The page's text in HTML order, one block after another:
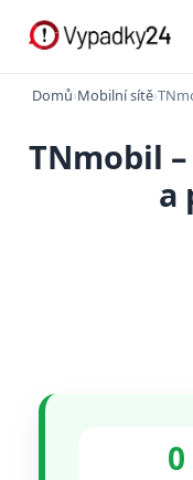
Domů›Mobilní sítě›
TNmobil
a
0